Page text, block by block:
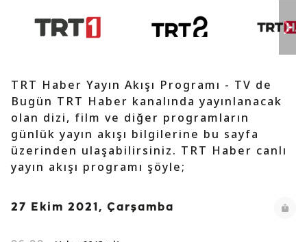
TRT Haber Yayın Akışı Programı - TV de
Bugün TRT Haber kanalında yayınlanacak
olan dizi, film ve diğer programların
günlük yayın akışı bilgilerine bu sayfa
üzerinden ulaşabilirsiniz. TRT Haber canlı
yayın akışı programı şöyle;
27 Ekim 2021, Çarşamba